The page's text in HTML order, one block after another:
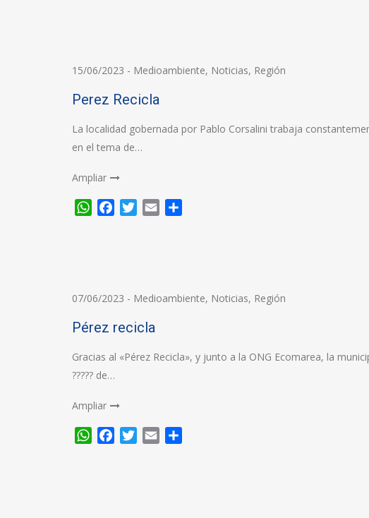
15/06/2023 - Medioambiente, Noticias, Región
Perez Recicla
La localidad gobernada por Pablo Corsalini trabaja
en el tema de…
Ampliar
WhatsApp
FacebookTwitter
Email
07/06/2023 - Medioambiente, Noticias, Región
Pérez recicla
Gracias al «Pérez Recicla», y junto a la ONG Ecomarea, la
????? de…
Ampliar
WhatsApp
FacebookTwitter
Email